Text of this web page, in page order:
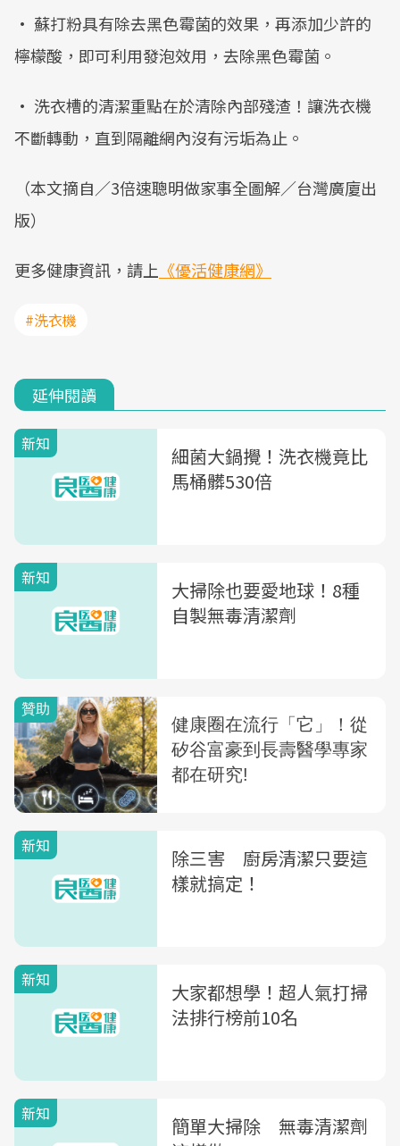
• 蘇打粉具有除去黑色霉菌的效果，再添加少許的
檸檬酸，即可利用發泡效用，去除黑色霉菌。
• 洗衣槽的清潔重點在於清除內部殘渣！讓洗衣機
不斷轉動，直到隔離網內沒有污垢為止。
（本文摘自／3倍速聰明做家事全圖解／台灣廣廈出
版）
更多健康資訊，請上 《優活健康網》
#洗衣機
延伸閱讀
新知
細菌大鍋攪！洗衣機竟比
馬桶髒530倍
新知
大掃除也要愛地球！8種
自製無毒清潔劑
新知
除三害 廚房清潔只要這
樣就搞定！
新知
大家都想學！超人氣打掃
法排行榜前10名
新知
簡單大掃除 無毒清潔劑